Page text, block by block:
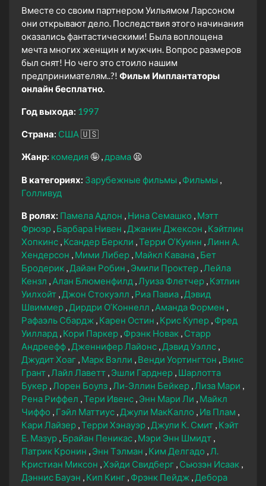
Вместе со своим партнером Уильямом Ларсоном
они открывают дело. Последствия этого начинания
оказались фантастическими! Была воплощена
мечта многих женщин и мужчин. Вопрос размеров
был снят! Но чего это стоило нашим
предпринимателям..?! Фильм Имплантаторы
онлайн бесплатно.
Год выхода: 1997
Страна: США🇺🇸
Жанр: комедия 🤪 драма 😫
В категориях: Зарубежные фильмы
Фильмы
Голливуд
В ролях: Памела Адлон Нина Семашко
Мэтт
Фрюэр Барбара Нивен Джанин Джексон
Кэйтлин
Хопкинс Ксандер Беркли Терри О’Куинн
Линн А.
Хендерсон
Мими Либер Майкл Кавана Бет
Бродерик Дайан Робин Эмили Проктер Лейла
Кензл
Алан Блюменфилд Луиза Флетчер Кэтлин
Уилхойт Джон Стокуэлл Риа Павиа Дэвид
Швиммер Дирдри О’Коннелл
Аманда Формен
Рафаэль Сбардж Карен Остин Крис Купер Фред
Уиллард
Кори Паркер Фрэнк Новак Старр
Андреефф Дженнифер Лайонс Дэвид Уэллс
Джудит Хоаг Марк Вэлли Венди Уортингтон
Винс
Грант Лайл Лаветт Эшли Гарднер Шарлотта
Букер Лорен Боулз Ли-Эллин Бейкер Лиза Мари
Рена Риффел Тери Ивенс Энн Мари Ли
Майкл
Чиффо
Гэйл Маттиус Джули МакКалло
Ив Плам
Кари Лайзер Терри Хэнауэр Джули К. Смит Кэйт
Е. Мазур Брайан Пеникас Мэри Энн Шмидт
Патрик Кронин
Энн Тэлман Ким Делгадо
Л.
Кристиан Миксон Хэйди Свидберг Сьюзэн Исаак
Дэннис Бауэн
Кип Кинг Фрэнк Пейдж Дебора